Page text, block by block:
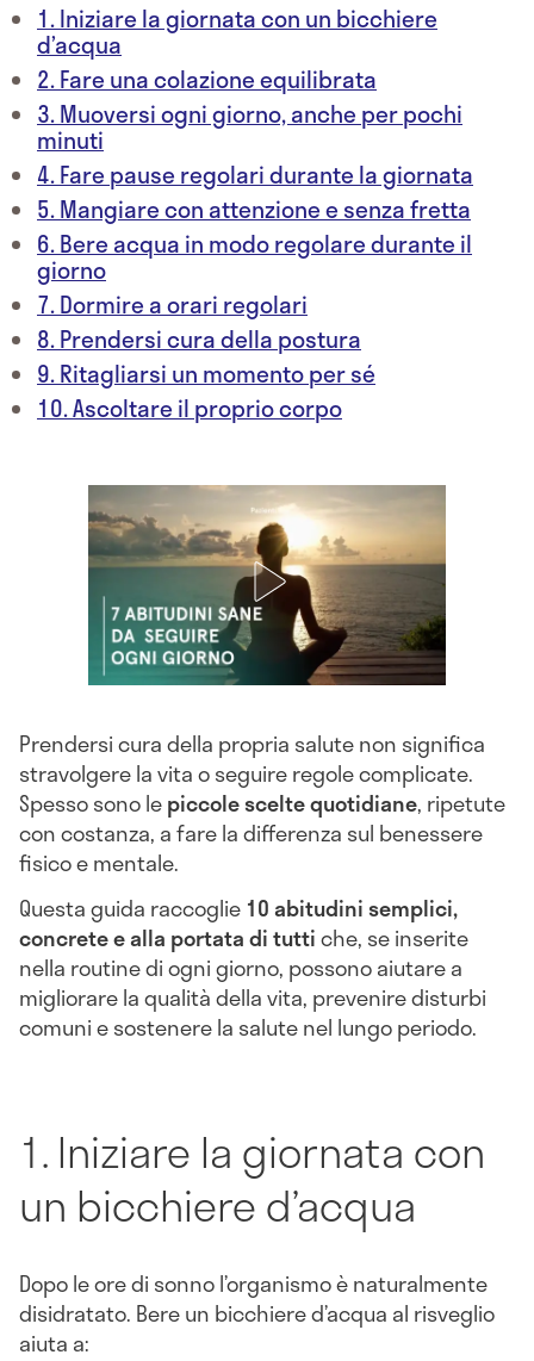
1. Iniziare la giornata con un bicchiere
d’acqua
2. Fare una colazione equilibrata
3. Muoversi ogni giorno, anche per pochi
minuti
4. Fare pause regolari durante la giornata
5. Mangiare con attenzione e senza fretta
6. Bere acqua in modo regolare durante il
giorno
7. Dormire a orari regolari
8. Prendersi cura della postura
9. Ritagliarsi un momento per sé
10. Ascoltare il proprio corpo
Prendersi cura della propria salute non significa
stravolgere la vita o seguire regole complicate.
Spesso sono lepiccole scelte quotidiane, ripetute
con costanza, a fare la differenza sul benessere
fisico e mentale.
Questa guida raccoglie 10 abitudini semplici,
concrete e alla portata di tuttiche, se inserite
nella routine di ogni giorno, possono aiutare a
migliorare la qualità della vita, prevenire disturbi
comuni e sostenere la salute nel lungo periodo.
1. Iniziare la giornata con
un bicchiere d’acqua
Dopo le ore di sonno l’organismo è naturalmente
disidratato. Bere un bicchiere d’acqua al risveglio
aiuta a: